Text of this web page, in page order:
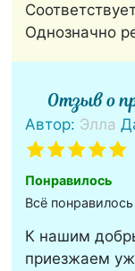
Однозначно
Отзыв о
Автор: Элла
Понравилось
Всё понравилось
К нашим
приезжаем